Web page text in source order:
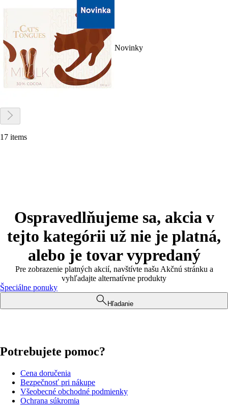
Novinky
17 items
Ospravedlňujeme sa, akcia v
tejto kategórii už nie je platná,
alebo je tovar vypredaný
Pre zobrazenie platných akcií, navštívte našu Akčnú stránku a
vyhľadajte alternatívne produkty
Špeciálne ponuky
Hľadanie
Potrebujete pomoc?
Cena doručenia
Bezpečnosť pri nákupe
Všeobecné obchodné podmienky
Ochrana súkromia